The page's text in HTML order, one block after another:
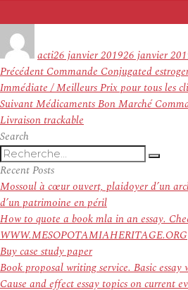
actile
26 janvier 201926 janvier
Navigation
de
l’article
Précédent Article
précédent :
Commande Conjugated
Immédiate / Meilleurs Prix pour tous les
SuivantArticle
suivant :
Médicaments Bon Marché
Livraison trackable
Search
Recherche
pour
:
Recent Posts
Mossoul à cœur ouvert, plaidoyer d’un
d’un patrimoine en péril
How to quote a book mla in an essay.
WWW.MESOPOTAMIAHERITAGE.ORG
Buy case study paper
Book proposal writing service. Basic essay
Cause and effect essay topics on current